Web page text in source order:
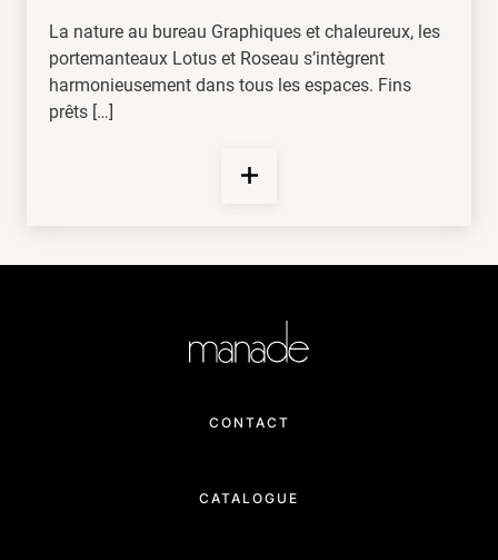
La nature au bureau Graphiques et chaleureux, les
portemanteaux Lotus et Roseau s’intègrent
harmonieusement dans tous les espaces. Fins
prêts […]
CONTACT
CATALOGUE